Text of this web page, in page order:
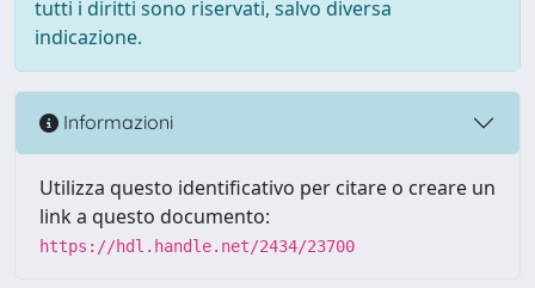
tutti i diritti sono riservati, salvo diversa
indicazione.
Informazioni
Utilizza questo identificativo per citare o creare un
link a questo documento:
https://hdl.handle.net/2434/23700